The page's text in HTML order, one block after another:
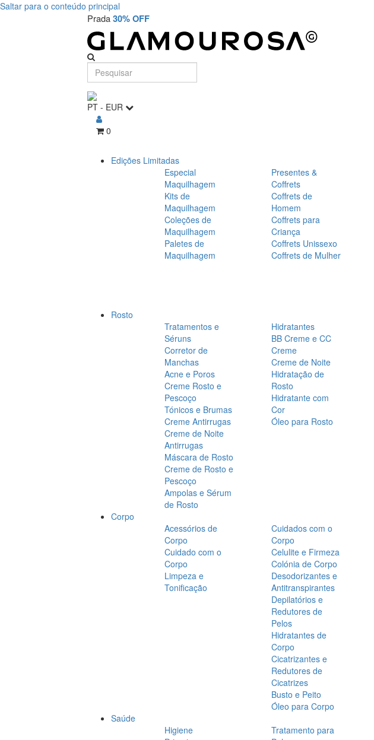
Saltar para o conteúdo principal
Prada30% OFF
PT - EUR
0
Edições Limitadas
Especial
Maquilhagem
Kits de
Maquilhagem
Coleções de
Maquilhagem
Paletes de
Maquilhagem
Presentes &
Coffrets
Coffrets de
Homem
Coffrets para
Criança
Coffrets Unissexo
Coffrets de Mulher
Rosto
Tratamentos e
Séruns
Corretor de
Manchas
Acne e Poros
Creme Rosto e
Pescoço
Tónicos e Brumas
Creme Antirrugas
Creme de Noite
Antirrugas
Máscara de Rosto
Creme de Rosto e
Pescoço
Ampolas e Sérum
de Rosto
Hidratantes
BB Creme e CC
Creme
Creme de Noite
Hidratação de
Rosto
Hidratante com
Cor
Óleo para Rosto
Corpo
Acessórios de
Corpo
Cuidado com o
Corpo
Limpeza e
Tonificação
Cuidados com o
Corpo
Celulite e Firmeza
Colónia de Corpo
Desodorizantes e
Antitranspirantes
Depilatórios e
Redutores de
Pelos
Hidratantes de
Corpo
Cicatrizantes e
Redutores de
Cicatrizes
Busto e Peito
Óleo para Corpo
Saúde
Higiene
Tratamento para